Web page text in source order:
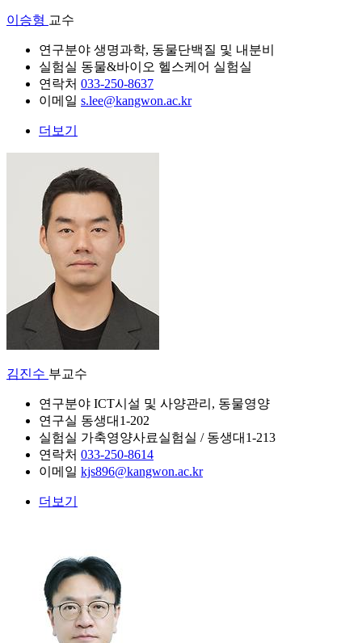
이승형 교수
연구분야 생명과학, 동물단백질 및 내분비
실험실 동물&바이오 헬스케어 실험실
연락처 033-250-8637
이메일 s.lee@kangwon.ac.kr
더보기
김진수 부교수
연구분야 ICT시설 및 사양관리, 동물영양
연구실 동생대1-202
실험실 가축영양사료실험실 / 동생대1-213
연락처 033-250-8614
이메일 kjs896@kangwon.ac.kr
더보기